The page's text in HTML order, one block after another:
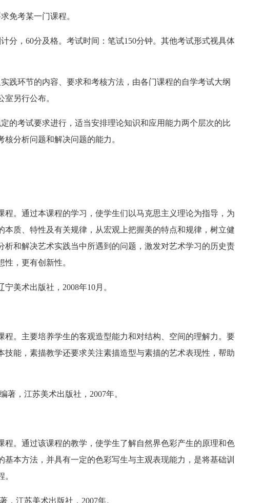
考某一门课程。
，60分及格。考试时间：笔试150分钟。其他考试形式视具体
环节的内容、要求和考核方法，由各门课程的自学考试大纲
另行公布。
考试要求进行，适当安排理论知识和应用能力两个层次的比
分析问题和解决问题的能力。
。通过本课程的学习，使学生们以马克思主义理论为指导，为
质、特性及有关规律，从宏观上把握美的特点和规律，树立健
析和解决艺术实践当中所遇到的问题，激发对艺术学习的历史责
，更有创新性。
美术出版社，2008年10月。
。主要培养学生的客观造型能力和对结构、空间的理解力。要
能，素描教学还要求关注素描造型与素描的艺术表现性，帮助
，江苏美术出版社，2007年。
。通过该课程的教学，使学生了解自然界色彩产生的原理和色
本方法，并具有一定的色彩写生与主观表现能力，是将基础训
江苏美术出版社，2007年。